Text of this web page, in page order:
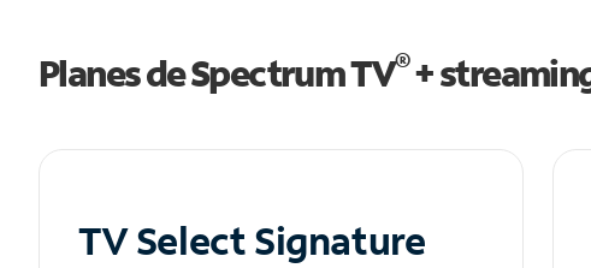
Planes de Spectrum TV®+
TV Select Signature